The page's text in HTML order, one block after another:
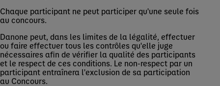
Chaque participant ne peut participer qu'une seule fois
au concours.
Danone peut, dans les limites de la légalité, effectuer
ou faire effectuer tous les contrôles qu'elle juge
nécessaires afin de vérifier la qualité des participants
et le respect de ces conditions. Le non-respect par un
participant entraînera l'exclusion de sa participation
au Concours.